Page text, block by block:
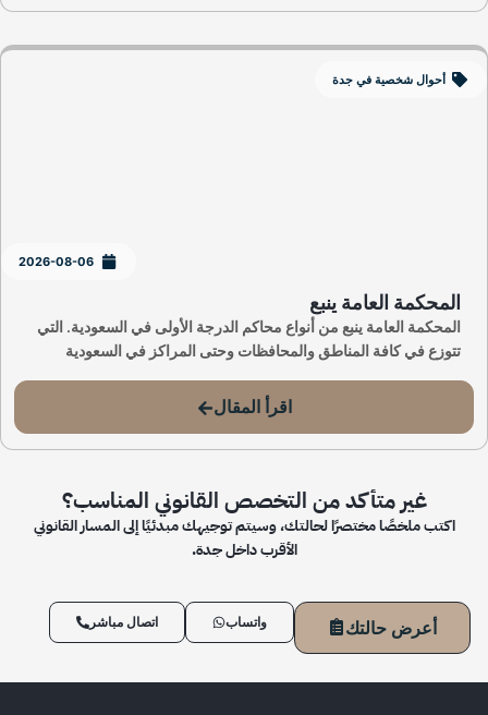
أحوال شخصية في جدة
2026-08-06
المحكمة العامة ينبع
المحكمة العامة ينبع من أنواع محاكم الدرجة الأولى في السعودية. التي
تتوزع في كافة المناطق والمحافظات وحتى المراكز في السعودية
اقرأ المقال
غير متأكد من التخصص القانوني المناسب؟
اكتب ملخصًا مختصرًا لحالتك، وسيتم توجيهك مبدئيًا إلى المسار القانوني
الأقرب داخل جدة.
أعرض حالتك واتساب اتصال مباشر